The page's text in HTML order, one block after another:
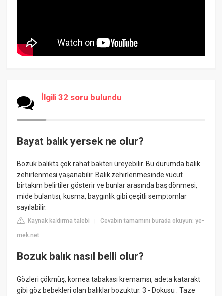
İlgili 32 soru bulundu
Bayat balık yersek ne olur?
Bozuk balıkta çok rahat bakteri üreyebilir. Bu durumda balık
zehirlenmesi yaşanabilir. Balık zehirlenmesinde vücut
birtakım belirtiler gösterir ve bunlar arasında baş dönmesi,
mide bulantısı, kusma, baygınlık gibi çeşitli semptomlar
sayılabilir.
Kaynak kaldırma talebi |Cevabın tamamını burada okuyun: ye-
mek.net
Bozuk balık nasıl belli olur?
Gözleri çökmüş, kornea tabakası kremamsı, adeta katarakt
gibi göz bebekleri olan balıklar bozuktur. 3 - Dokusu : Taze